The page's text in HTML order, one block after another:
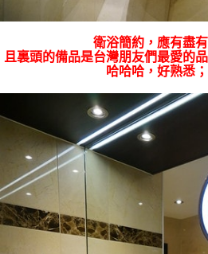
衛浴簡約，應有盡有
且裏頭的備品是台灣朋友們最愛的
哈哈哈，好熟悉；